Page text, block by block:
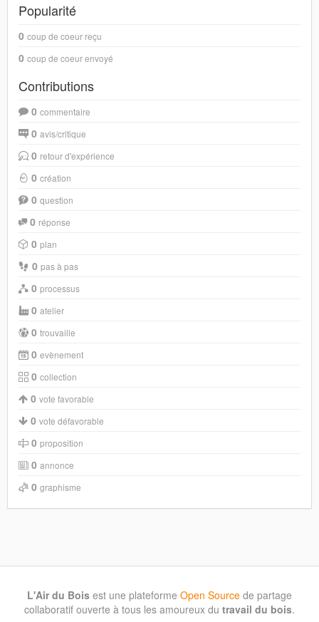
Popularité
0 coup de coeur reçu
0 coup de coeur envoyé
Contributions
0 commentaire
0 avis/critique
0 retour d'expérience
0 création
0 question
0 réponse
0 plan
0 pas à pas
0 processus
0 atelier
0 trouvaille
0 evènement
0 collection
0 vote favorable
0 vote défavorable
0 proposition
0 annonce
0 graphisme
L'Air du Bois est une plateforme Open Source de partage
collaboratif ouverte à tous les amoureux du travail du bois.